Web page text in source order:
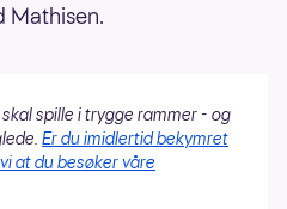
Mathisen.
spille i trygge rammer - og
Er du imidlertid bekymret
at du besøker våre